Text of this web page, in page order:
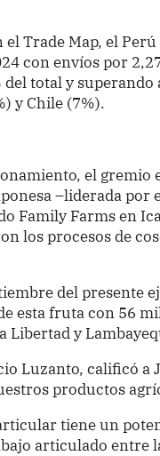
el Trade Map, el
con envíos por
total y superando
y Chile (7%).
el gremio
–liderada por
Family Farms en
los procesos de
del presente
esta fruta con 56
Libertad y
Luzanto, calificó a
productos
tiene un
articulado entre